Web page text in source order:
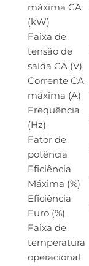
máxima CA
(kW)
Faixa de
tensão de
saída CA (V)
Corrente CA
máxima (A)
Frequência
(Hz)
Fator de
potência
Eficiência
Máxima (%)
Eficiência
Euro (%)
Faixa de
temperatura
operacional